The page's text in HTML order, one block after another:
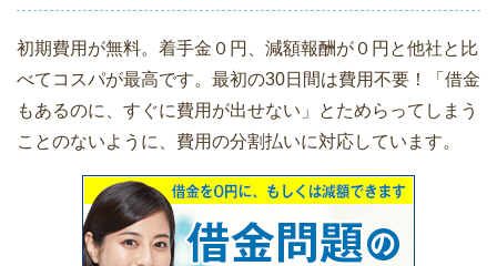
初期費用が無料。着手金０円、減額報酬が０円と他社と比
べてコスパが最高です。最初の30日間は費用不要！「借金
もあるのに、すぐに費用が出せない」とためらってしまう
ことのないように、費用の分割払いに対応しています。